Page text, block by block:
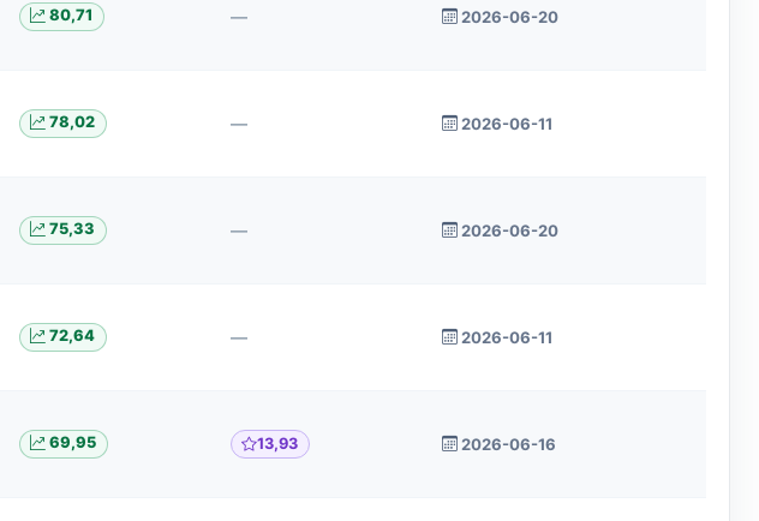
80,71 — 2026-06-20
78,02 — 2026-06-11
75,33 — 2026-06-20
72,64 — 2026-06-11
69,95 13,93 2026-06-16